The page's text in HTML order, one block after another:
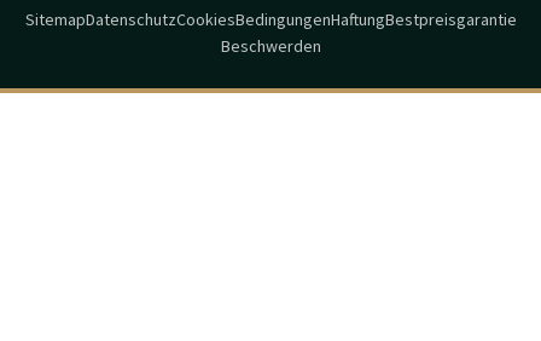
SitemapDatenschutzCookiesBedingungenHaftungBestpreisgarantie
Beschwerden